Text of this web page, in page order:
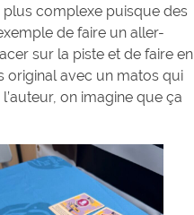
plus complexe puisque des
de faire un aller-
sur la piste et de faire en
original avec un matos qui
on imagine que ça